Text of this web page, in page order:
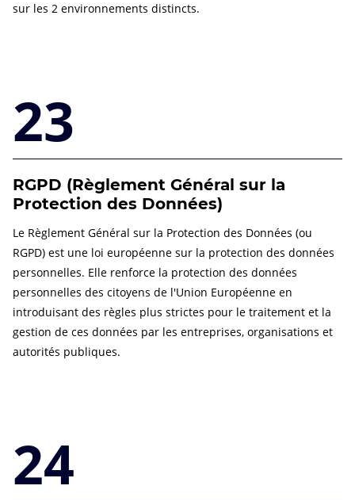
sur les 2 environnements distincts.
23
RGPD (Règlement Général sur la
Protection des Données)
Le Règlement Général sur la Protection des Données (ou
RGPD) est une loi européenne sur la protection des données
personnelles. Elle renforce la protection des données
personnelles des citoyens de l'Union Européenne en
introduisant des règles plus strictes pour le traitement et la
gestion de ces données par les entreprises, organisations et
autorités publiques.
24